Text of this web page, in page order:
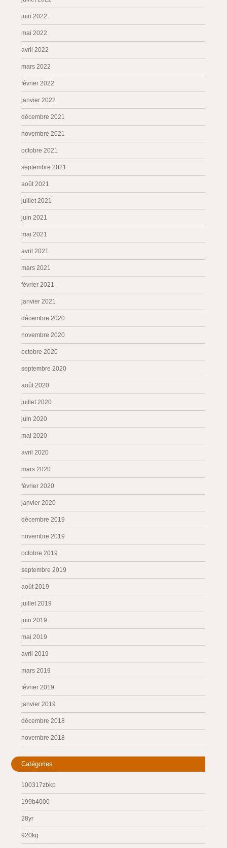
juin 2022
mai 2022
avril 2022
mars 2022
février 2022
janvier 2022
décembre 2021
novembre 2021
octobre 2021
septembre 2021
août 2021
juillet 2021
juin 2021
mai 2021
avril 2021
mars 2021
février 2021
janvier 2021
décembre 2020
novembre 2020
octobre 2020
septembre 2020
août 2020
juillet 2020
juin 2020
mai 2020
avril 2020
mars 2020
février 2020
janvier 2020
décembre 2019
novembre 2019
octobre 2019
septembre 2019
août 2019
juillet 2019
juin 2019
mai 2019
avril 2019
mars 2019
février 2019
janvier 2019
décembre 2018
novembre 2018
Catégories
100317zbkp
199b4000
28yr
920kg